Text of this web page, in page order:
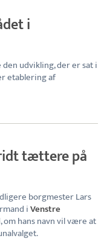
i
udvikling, der er sat i
etablering af
tættere på
borgmester Lars
iVenstre
hans navn vil være at